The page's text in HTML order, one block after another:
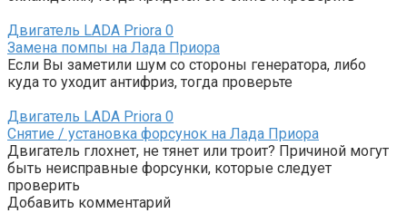
Двигатель LADA Priora 0
Замена помпы на Лада Приора
Если Вы заметили шум со стороны генератора, либо
куда то уходит антифриз, тогда проверьте
Двигатель LADA Priora 0
Снятие / установка форсунок на Лада Приора
Двигатель глохнет, не тянет или троит? Причиной могут
быть неисправные форсунки, которые следует
проверить
Добавить комментарий